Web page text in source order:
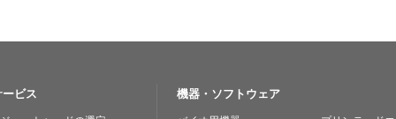
ビス 機器・ソフトウェア